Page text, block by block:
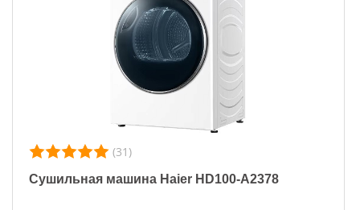
(31)
Сушильная машина Haier HD100-A2378